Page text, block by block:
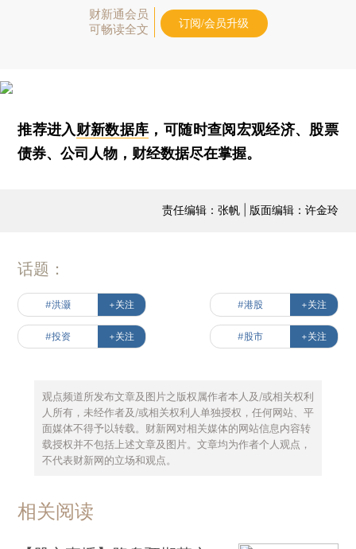
财新通会员
可畅读全文
订阅/会员升级
推荐进入财新数据库 ，可随时查阅宏观经济、股票
债券、公司人物，财经数据尽在掌握。
责任编辑：张帆 | 版面编辑：许金玲
话题：
#洪灏 +关注 #港股 +关注
#投资 +关注 #股市 +关注
观点频道所发布文章及图片之版权属作者本人及/或相关权利
人所有，未经作者及/或相关权利人单独授权，任何网站、平
面媒体不得予以转载。财新网对相关媒体的网站信息内容转
载授权并不包括上述文章及图片。文章均为作者个人观点，
不代表财新网的立场和观点。
相关阅读